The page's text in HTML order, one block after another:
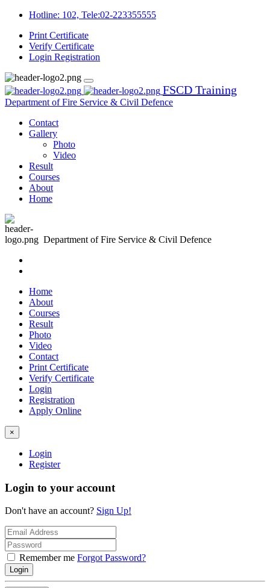
Hotline: 102, Tele:02-223355555
Print Certificate
Verify Certificate
Login Registration
FSCD Training
Department of Fire Service & Civil Defence
Contact
Gallery
Photo
Video
Result
Courses
About
Home
Department of Fire Service & Civil Defence
Home
About
Courses
Result
Photo
Video
Contact
Print Certificate
Verify Certificate
Login
Registration
Apply Online
×
Login
Register
Login to your account
Don't have an account? Sign Up!
Remember me Forgot Password?
Login